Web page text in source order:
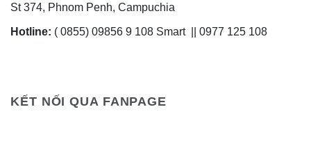
St 374, Phnom Penh, Campuchia
Hotline: ( 0855) 09856 9 108 Smart || 0977 125 108
KẾT NỐI QUA FANPAGE